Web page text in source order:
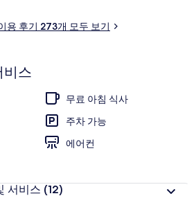
용 후기 273개 모두 보기
비스
무료 아침 식사
주차 가능
에어컨
서비스 (12)